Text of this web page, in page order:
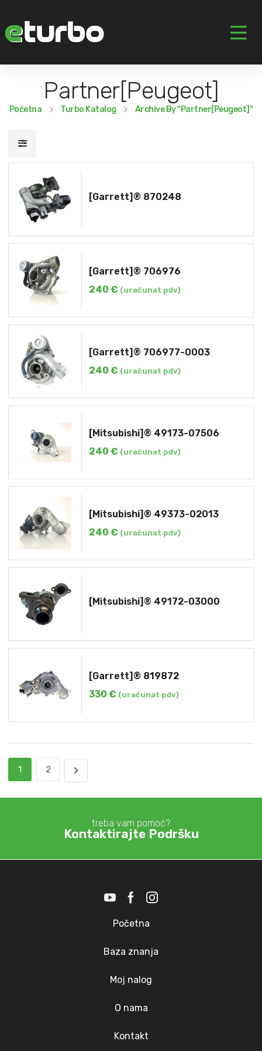
Partner[Peugeot]
Početna Turbo Katalog Archive By "Partner[Peugeot]"
[Garrett]® 870248
[Garrett]® 706976
240 € (uračunat pdv)
[Garrett]® 706977-0003
240 € (uračunat pdv)
[Mitsubishi]® 49173-07506
240 € (uračunat pdv)
[Mitsubishi]® 49373-02013
240 € (uračunat pdv)
[Mitsubishi]® 49172-03000
[Garrett]® 819872
330 € (uračunat pdv)
1 2
treba vam pomoć?
Kontaktirajte Podršku
Početna
Baza znanja
Moj nalog
O nama
Kontakt